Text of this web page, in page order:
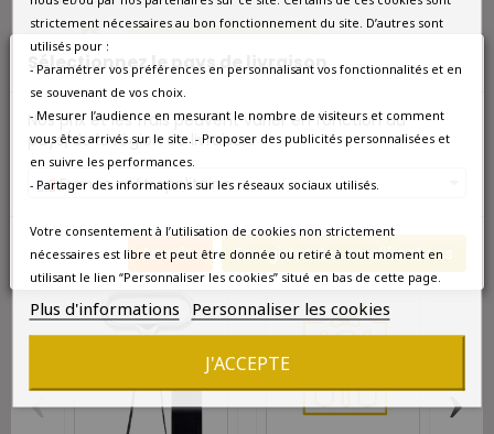
Sélectionnez le pays de livraison
Nos prix et les frais peuvent varier en fonction du
pays/de la région de livraison.
France métropolitaine
Annuler Enregistrer les modifications
Prévenez-moi lorsque le produit est disponible
‹ ›
strictement nécessaires au bon fonctionnement du site. D’autres sont
utilisés pour :
- Paramétrer vos préférences en personnalisant vos fonctionnalités et en
se souvenant de vos choix.
- Mesurer l’audience en mesurant le nombre de visiteurs et comment
vous êtes arrivés sur le site. - Proposer des publicités personnalisées et
en suivre les performances.
- Partager des informations sur les réseaux sociaux utilisés.
Votre consentement à l’utilisation de cookies non strictement
nécessaires est libre et peut être donnée ou retiré à tout moment en
utilisant le lien “Personnaliser les cookies” situé en bas de cette page.
Plus d'informations Personnaliser les cookies
J'ACCEPTE